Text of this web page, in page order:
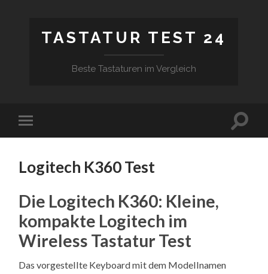
TASTATUR TEST 24
Beste Tastaturen im Vergleich
Logitech K360 Test
Die Logitech K360: Kleine,
kompakte Logitech im
Wireless Tastatur Test
Das vorgestellte Keyboard mit dem Modellnamen